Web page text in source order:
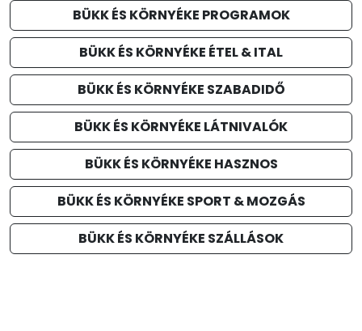
BÜKK ÉS KÖRNYÉKE PROGRAMOK
BÜKK ÉS KÖRNYÉKE ÉTEL & ITAL
BÜKK ÉS KÖRNYÉKE SZABADIDŐ
BÜKK ÉS KÖRNYÉKE LÁTNIVALÓK
BÜKK ÉS KÖRNYÉKE HASZNOS
BÜKK ÉS KÖRNYÉKE SPORT & MOZGÁS
BÜKK ÉS KÖRNYÉKE SZÁLLÁSOK